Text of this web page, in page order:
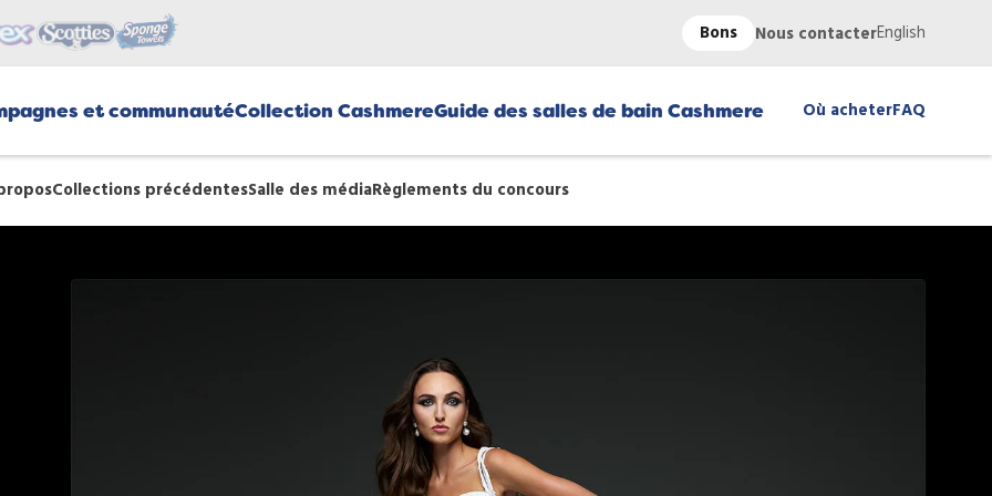
Bons Nous contacterEnglish
et communautéCollection CashmereGuide des salles de bain Cashmere Où acheterFAQ
Collections précédentesSalle des médiaRèglements du concours